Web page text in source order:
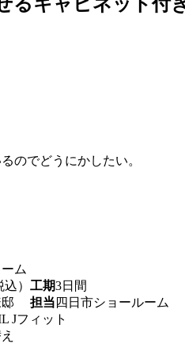
のでどうにかしたい。
ム
） 工期3日間
担当 四日市ショールーム
Jフィット